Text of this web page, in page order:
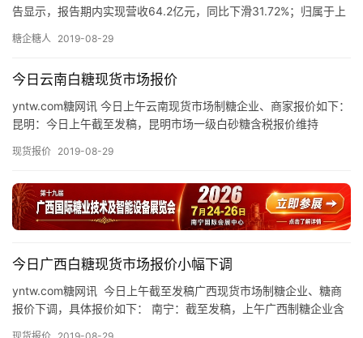
专
地
频
业
告显示，报告期内实现营收64.2亿元，同比下滑31.72%；归属于上
糖企糖人 2019-08-29
今日云南白糖现货市场报价
yntw.com糖网讯 今日上午云南现货市场制糖企业、商家报价如下：
昆明：今日上午截至发稿，昆明市场一级白砂糖含税报价维持
现货报价 2019-08-29
今日广西白糖现货市场报价小幅下调
yntw.com糖网讯 今日上午截至发稿广西现货市场制糖企业、糖商
报价下调，具体报价如下： 南宁：截至发稿，上午广西制糖企业含